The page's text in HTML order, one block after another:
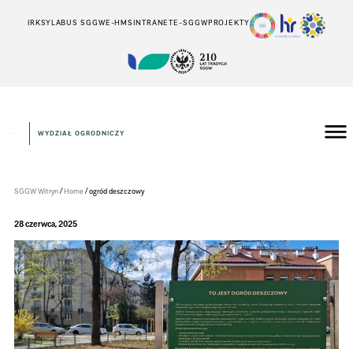
IRKSYLABUS SGGWE-HMSINTRANETE-SGGWPROJEKTY
WYDZIAŁ OGRODNICZY
SGGW Witryn/Home/ogród deszczowy
28 czerwca, 2025